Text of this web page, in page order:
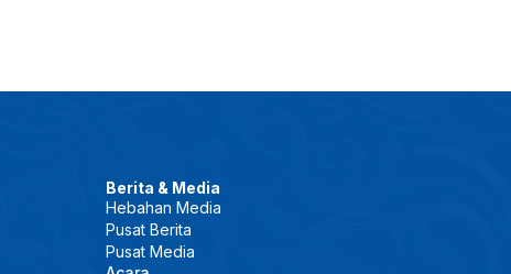
Berita & Media
Hebahan Media
Pusat Berita
Pusat Media